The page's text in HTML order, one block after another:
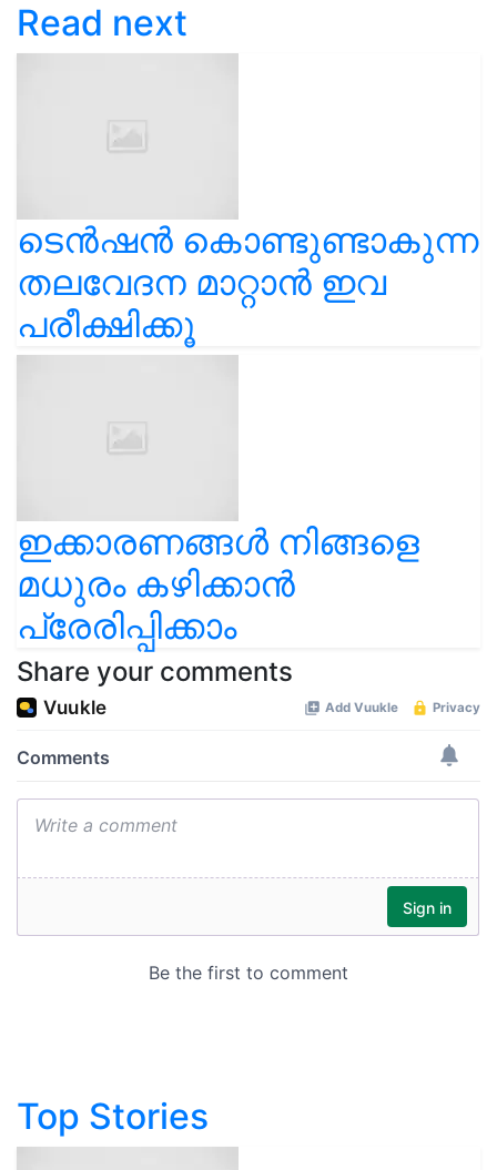
Read next
ടെൻഷൻ കൊണ്ടുണ്ടാകുന്ന
തലവേദന മാറ്റാൻ ഇവ
പരീക്ഷിക്കൂ
ഇക്കാരണങ്ങൾ നിങ്ങളെ
മധുരം കഴിക്കാൻ
പ്രേരിപ്പിക്കാം
Share your comments
Top Stories